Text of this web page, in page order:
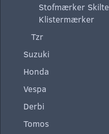
Stofmærker Skilte
Klistermærker
Tzr
Suzuki
Honda
Vespa
Derbi
Tomos